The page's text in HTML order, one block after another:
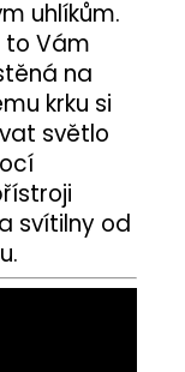
uhlíkům.
to Vám
na
krku si
světlo
svítilny od